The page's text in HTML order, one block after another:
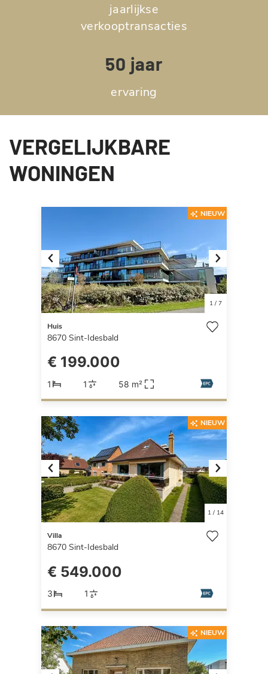
jaarlijkse
verkooptransacties
50 jaar
ervaring
VERGELIJKBARE
WONINGEN
Previous Next
1/ 7
NIEUW
Huis
8670 Sint-Idesbald
€ 199.000
1 1 58 m²
Previous Next
1/ 14
NIEUW
Villa
8670 Sint-Idesbald
€ 549.000
3 1
NIEUW